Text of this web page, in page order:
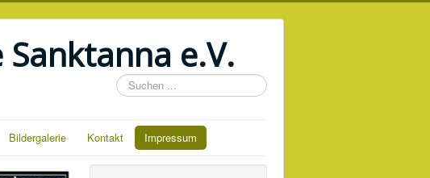
e.V.
Suchen
...
Bildergalerie Kontakt Impressum